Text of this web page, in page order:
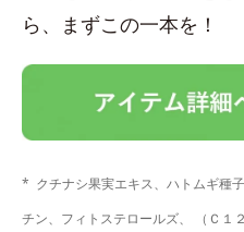
ら、まずこの一本を！
* クチナシ果実エキス、ハトムギ種
チン、フィトステロールズ、 （Ｃ１